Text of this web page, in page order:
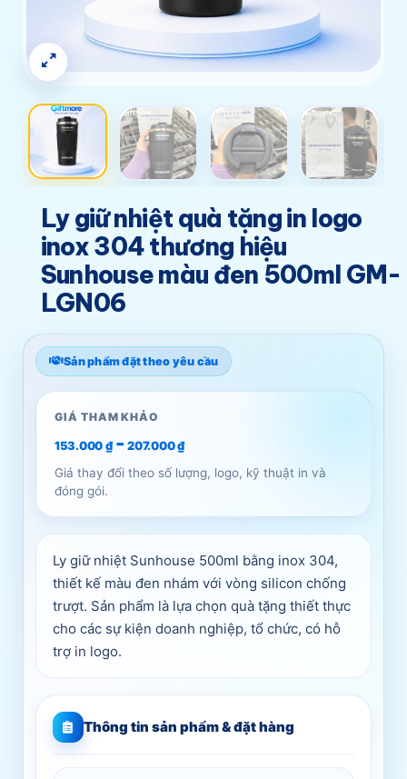
Ly giữ nhiệt quà tặng in logo
inox 304 thương hiệu
Sunhouse màu đen 500ml GM-
LGN06
Sản phẩm đặt theo yêu cầu
GIÁ THAM KHẢO
153.000 ₫-207.000₫
Giá thay đổi theo số lượng, logo, kỹ thuật in và
đóng gói.
Ly giữ nhiệt Sunhouse 500ml bằng inox 304,
thiết kế màu đen nhám với vòng silicon chống
trượt. Sản phẩm là lựa chọn quà tặng thiết thực
cho các sự kiện doanh nghiệp, tổ chức, có hỗ
trợ in logo.
Thông tin sản phẩm & đặt hàng